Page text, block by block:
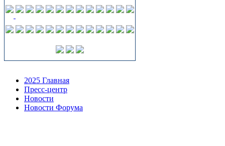
2025 Главная
Пресс-центр
Новости
Новости Форума